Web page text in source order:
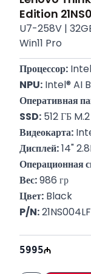
Edition
U7-258V |
Win11 Pro
Процессор:
NPU: Intel® AI
Оперативная
SSD: 512 ГБ
Видеокарта:
Дисплей: 14"
Операционная
Вес: 986 гр
Цвет: Black
P/N:
5995